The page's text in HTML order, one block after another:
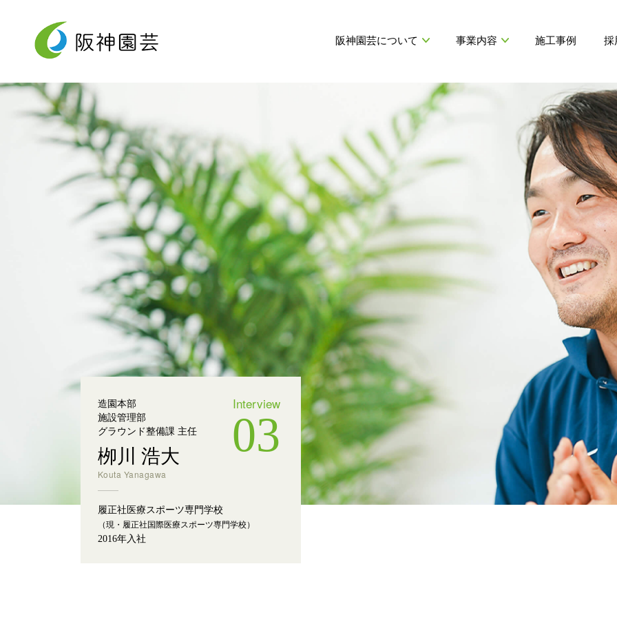
阪神園芸について
阪神園芸について
About Us
HANSHIN ENGEI GREENING
SERVICE
事業内容
事業内容
Service
公園設備等の運営管理 運動施設の整備・維持管理
施工事例 採
採用情報
Recruit
制度・環境
造園本部
施設管理部
グラウンド整備課 主任
栁川 浩大
Kouta Yanagawa
履正社医療スポーツ専門学校
（現・履正社国際医療スポーツ専門学校）
2016年入社
Interview
03